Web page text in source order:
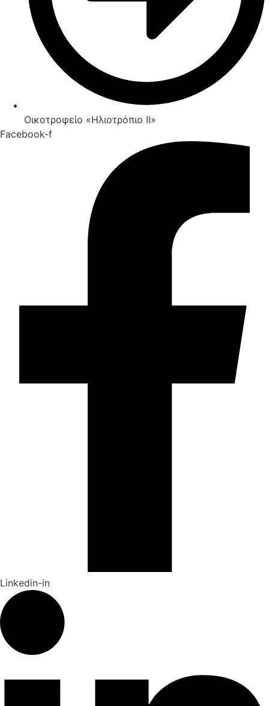
Οικοτροφείο «Ηλιοτρόπιο IΙ»
Facebook-f
Linkedin-in